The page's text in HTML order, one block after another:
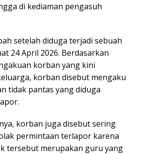
di kediaman pengasuh
setelah diduga terjadi sebuah
24 April 2026. Berdasarkan
korban yang kini
korban disebut mengaku
tidak pantas yang diduga
korban juga disebut sering
permintaan terlapor karena
tersebut merupakan guru yang